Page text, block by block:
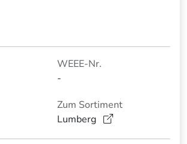
WEEE-Nr.
-
Zum Sortiment
Lumberg